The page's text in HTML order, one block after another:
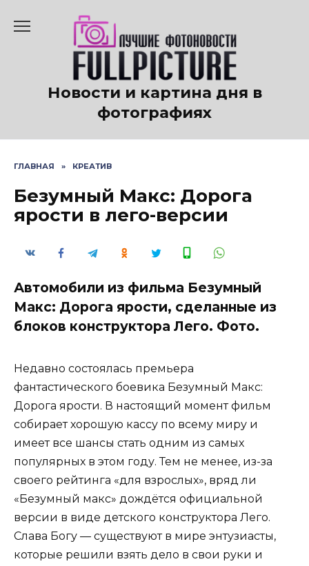
содержанию
Новости и картина дня в
фотографиях
ГЛАВНАЯ » КРЕАТИВ
Безумный Макс: Дорога
ярости в лего-версии
Автомобили из фильма Безумный
Макс: Дорога ярости, сделанные из
блоков конструктора Лего. Фото.
Недавно состоялась премьера
фантастического боевика Безумный Макс:
Дорога ярости. В настоящий момент фильм
собирает хорошую кассу по всему миру и
имеет все шансы стать одним из самых
популярных в этом году. Тем не менее, из-за
своего рейтинга «для взрослых», вряд ли
«Безумный макс» дождётся официальной
версии в виде детского конструктора Лего.
Слава Богу — существуют в мире энтузиасты,
которые решили взять дело в свои руки и